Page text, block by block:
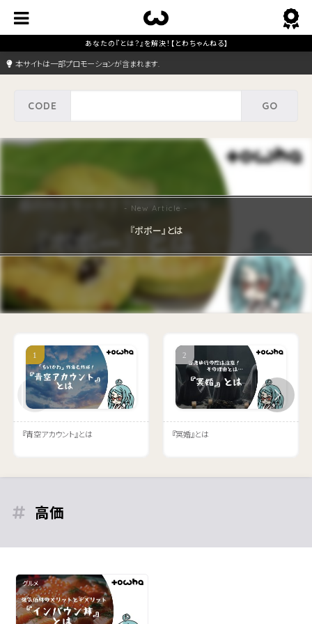
本サイトは一部プロモーションが含まれます.
『ポポー』とは
『青空アカウント』とは 『冥婚』とは
高価
グルメ